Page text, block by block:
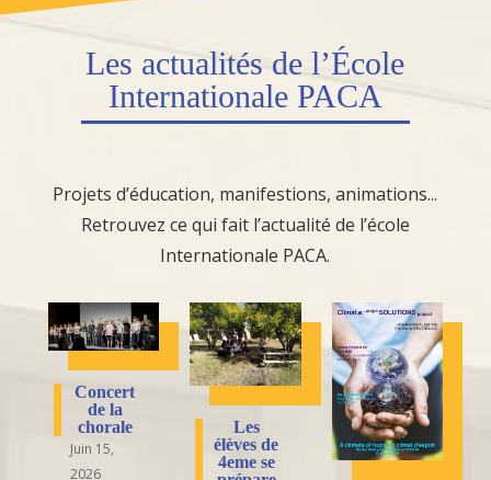
Les actualités de l’École
Internationale PACA
Projets d’éducation, manifestions, animations...
Retrouvez ce qui fait l’actualité de l’école
Internationale PACA.
Concert
de la
chorale
Juin 15,
2026
Les
élèves de
4eme se